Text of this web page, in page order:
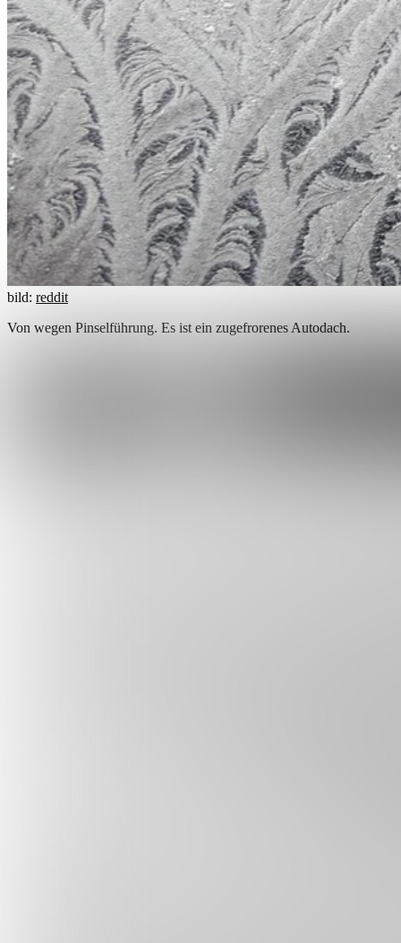
bild: reddit
Von wegen Pinselführung. Es ist ein zugefrorenes Autodach.